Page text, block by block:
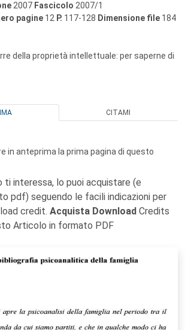
2007 Fascicolo 2007/1
pagine 12 P. 117-128 Dimensione file 184
della proprietà intellettuale: per saperne di
CITAMI
in anteprima la prima pagina di questo
interessa, lo puoi acquistare (e
pdf) seguendo le facili indicazioni per
credit. Acquista Download Credits
Articolo in formato PDF